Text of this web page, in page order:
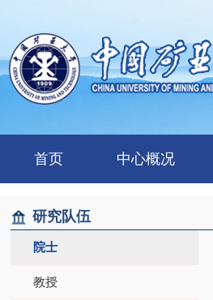
首页 中心概况
研究队伍
院士
教授